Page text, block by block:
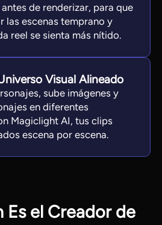
de renderizar, para que
las escenas temprano y
reel se sienta más nítido.
Visual Alineado
sube imágenes y
en diferentes
Magiclight AI, tus clips
escena por escena.
Es el Creador de